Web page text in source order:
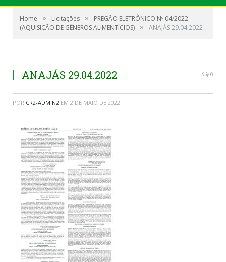
Home » Licitações »
PREGÃO ELETRÔNICO Nº 04/2022
(AQUISIÇÃO DE GÊNEROS ALIMENTÍCIOS) » ANAJÁS 29.04.2022
ANAJÁS 29.04.2022 0
POR CR2-ADMIN2 EM 2 DE MAIO DE 2022